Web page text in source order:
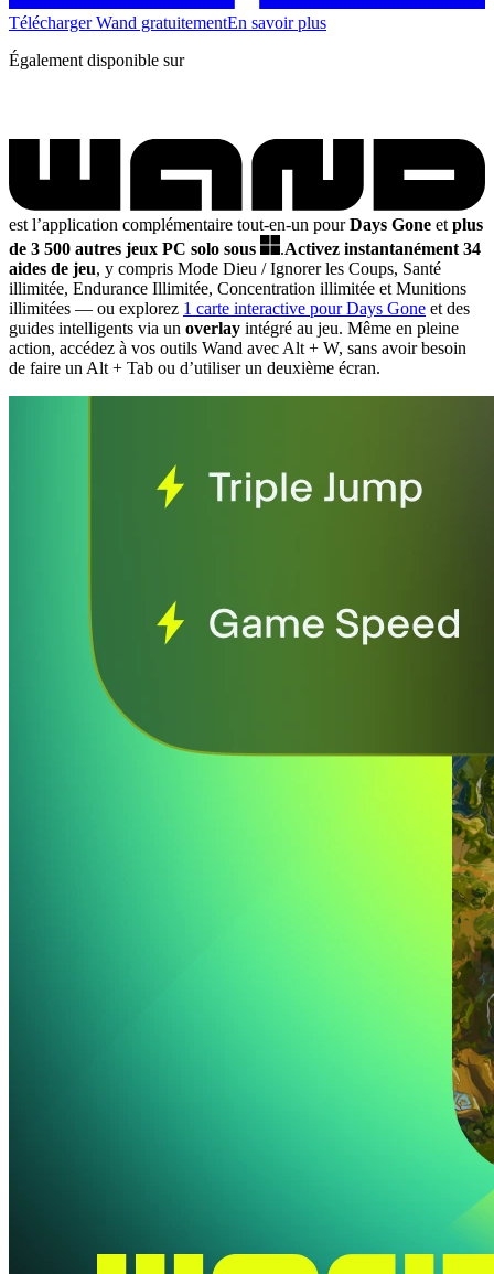
Télécharger Wand gratuitementEn savoir plus
Également disponible sur
est l’application complémentaire tout-en-un pourDays Gone et plus
de 3 500 autres jeux PC solo sous
.Activez instantanément 34
aides de jeu, y compris Mode Dieu / Ignorer les Coups, Santé
illimitée, Endurance Illimitée, Concentration illimitée et Munitions
illimitées — ou explorez 1 carte interactive pour Days Gone et des
guides intelligents via un overlay intégré au jeu. Même en pleine
action, accédez à vos outils Wand avec Alt + W, sans avoir besoin
de faire un Alt + Tab ou d’utiliser un deuxième écran.